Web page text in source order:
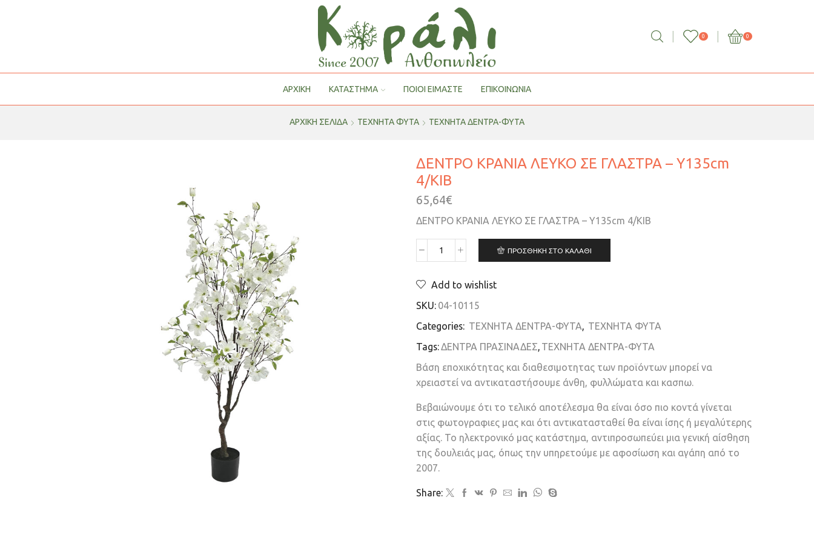
0 0
ΑΡΧΙΚΗ ΚΑΤΑΣΤΗΜΑ ΠΟΙΟΙ ΕΊΜΑΣΤΕ ΕΠΙΚΟΙΝΩΝΙΑ
ΑΡΧΙΚΉ ΣΕΛΊΔΑ ΤΕΧΝΗΤΑ ΦΥΤΑ ΤΕΧΝΗΤΑ ΔΕΝΤΡΑ-ΦΥΤΑ
ΔΕΝΤΡΟ ΚΡΑΝΙΑ ΛΕΥΚΟ ΣΕ ΓΛΑΣΤΡΑ – Y135cm
4/KIB
65,64€
ΔΕΝΤΡΟ ΚΡΑΝΙΑ ΛΕΥΚΟ ΣΕ ΓΛΑΣΤΡΑ – Y135cm 4/KIB
ΠΡΟΣΘΉΚΗ ΣΤΟ ΚΑΛΆΘΙ
Add to wishlist
SKU: 04-10115
Categories: ΤΕΧΝΗΤΑ ΔΕΝΤΡΑ-ΦΥΤΑ, ΤΕΧΝΗΤΑ ΦΥΤΑ
Tags:ΔΕΝΤΡΑ ΠΡΑΣΙΝΑΔΕΣ, ΤΕΧΝΗΤΑ ΔΕΝΤΡΑ-ΦΥΤΑ
Βάση εποχικότητας και διαθεσιμοτητας των προϊόντων μπορεί να
χρειαστεί να αντικαταστήσουμε άνθη, φυλλώματα και κασπω.
Βεβαιώνουμε ότι το τελικό αποτέλεσμα θα είναι όσο πιο κοντά γίνεται
στις φωτογραφιες μας και ότι αντικατασταθεί θα είναι ίσης ή μεγαλύτερης
αξίας. Το ηλεκτρονικό μας κατάστημα, αντιπροσωπεύει μια γενική αίσθηση
της δουλειάς μας, όπως την υπηρετούμε με αφοσίωση και αγάπη από το
2007.
Share: